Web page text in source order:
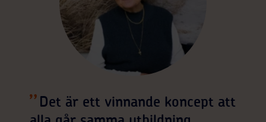
Det är ett vinnande koncept att